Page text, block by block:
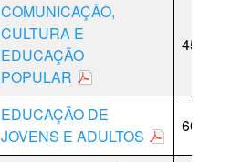
COMUNICAÇÃO,
CULTURA E
EDUCAÇÃO
POPULAR
45
EDUCAÇÃO DE
JOVENS E ADULTOS
60